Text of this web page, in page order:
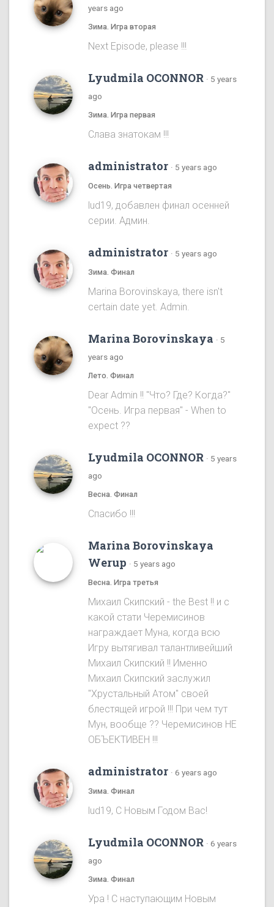
years ago
Зима. Игра вторая
Next Episode, please !!!
Lyudmila OCONNOR · 5 years
ago
Зима. Игра первая
Cлава знатокам !!!
administrator · 5 years ago
Осень. Игра четвертая
lud19, добавлен финал осенней
серии. Админ.
administrator · 5 years ago
Зима. Финал
Marina Borovinskaya, there isn't
certain date yet. Admin.
Marina Borovinskaya · 5
years ago
Лето. Финал
Dear Admin !! "Что? Где? Когда?"
"Осень. Игра первая" - When to
expect ??
Lyudmila OCONNOR · 5 years
ago
Весна. Финал
Спасибо !!!
Marina Borovinskaya
Werup · 5 years ago
Весна. Игра третья
Михаил Скипский - the Best !! и с
какой стати Черемисинов
награждает Муна, когда всю
Игру вытягивал талантливейший
Михаил Скипский !! Именно
Михаил Скипский заслужил
"Хрустальный Атом" своей
блестящей игрой !!! При чем тут
Мун, вообще ?? Черемисинoв НЕ
ОБЪЕКТИВЕН !!!
administrator · 6 years ago
Зима. Финал
lud19, С Новым Годом Вас!
Lyudmila OCONNOR · 6 years
ago
Зима. Финал
Ура ! С наступающим Новым